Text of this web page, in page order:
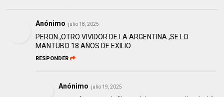
Anónimo julio 18, 2025
PERON ,OTRO VIVIDOR DE LA ARGENTINA ,SE LO
MANTUBO 18 AÑOS DE EXILIO
RESPONDER
Anónimo julio 19, 2025